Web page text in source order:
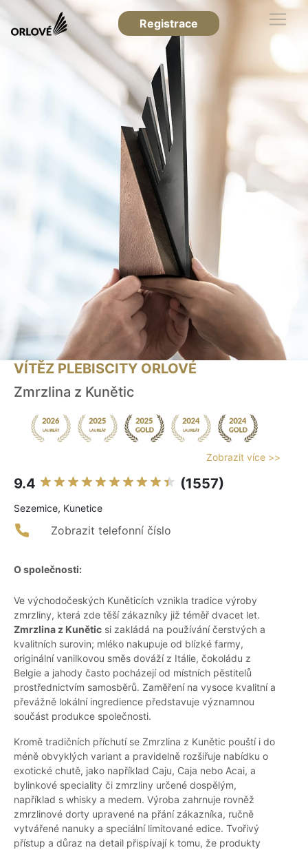
Registrace
VÍTĚZ PLEBISCITY ORLOVÉ
Zmrzlina z Kunětic
Zobrazit více >>
9.4 (1557)
Sezemice, Kunetice
Zobrazit telefonní číslo
O společnosti:
Ve východočeských Kuněticích vznikla tradice výroby
zmrzliny, která zde těší zákazníky již téměř dvacet let.
Zmrzlina z Kunětic si zakládá na používání čerstvých a
kvalitních surovin; mléko nakupuje od blízké farmy,
originální vanilkovou směs dováží z Itálie, čokoládu z
Belgie a jahody často pocházejí od místních pěstitelů
prostřednictvím samosběrů. Zaměření na vysoce kvalitní a
převážně lokální ingredience představuje významnou
součást produkce společnosti.
Kromě tradičních příchutí se Zmrzlina z Kunětic pouští i do
méně obvyklých variant a pravidelně rozšiřuje nabídku o
exotické chutě, jako například Caju, Caja nebo Acai, a
bylinkové speciality či zmrzliny určené dospělým,
například s whisky a medem. Výroba zahrnuje rovněž
zmrzlinové dorty upravené na přání zákazníka, ručně
vytvářené nanuky a speciální limitované edice. Tvořivý
přístup a důraz na detail přispívají k tomu, že produkty